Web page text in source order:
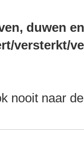
duwen
versterkt/
nooit naar